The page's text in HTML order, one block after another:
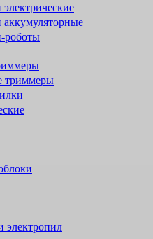
аккумуляторные
роботы
триммеры
электропил